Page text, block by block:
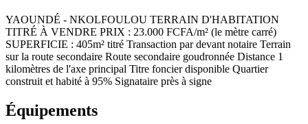
YAOUNDÉ - NKOLFOULOU TERRAIN D'HABITATION
TITRÉ À VENDRE PRIX : 23.000 FCFA/m² (le mètre carré)
SUPERFICIE : 405m² titré Transaction par devant notaire Terrain
sur la route secondaire Route secondaire goudronnée Distance 1
kilomètres de l'axe principal Titre foncier disponible Quartier
construit et habité à 95% Signataire près à signe
Équipements